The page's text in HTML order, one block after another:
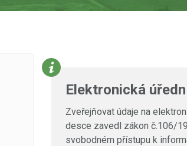
Elektronická
Zveřejňovat údaje na
desce zavedl zákon č.106/
svobodném přístupu k